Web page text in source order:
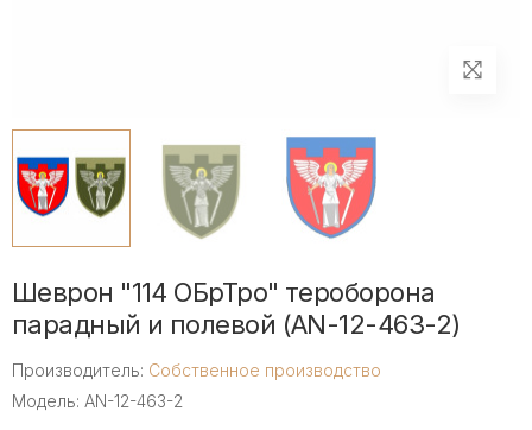
Шеврон "114 ОБрТро" тероборона
парадный и полевой (AN-12-463-2)
Производитель: Собственное производство
Модель: AN-12-463-2